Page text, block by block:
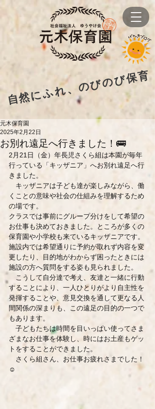
自然にふれ、のびのび保育
お別れ遠足へ行きました！🚌
元木保育園
2025年2月22日
2月21日（金）年長児さくら組は本園が毎年
行っている「キッザニア」へお別れ遠足へ行
きました。
キッザニアは子ども達が楽しみながら、働
くことの意味や社会の仕組みを理解するため
の場です。
クラスでは事前にグループ分けをして希望の
お仕事も決めておきました。ところが多くの
保育園や小学校も来ているキッザニアです。
施設内では希望通りに予約が取れず内容を変
更したり、目的地がわからず困ったときには
施設の方へ質問をする姿も見られました。
こうして自分達で考え、友達と一緒に行動
することにより、一人ひとりがより自主性を
発揮することや、意見交換を通して更なる人
間関係の深まりも、この遠足の目的の一つで
もあります。
子どもたちは時間を目いっぱい使ってさま
ざまなお仕事を体験し、時にはお土産もゲッ
トをすることができました。
さくら組さん、お仕事お疲れさまでした！
☺